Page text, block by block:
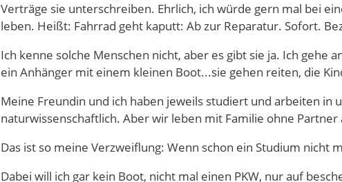
Verträge sie unterschreiben. Ehrlich, ich würde gern mal bei
leben. Heißt: Fahrrad geht kaputt: Ab zur Reparatur. Sofort.
Ich kenne solche Menschen nicht, aber es gibt sie ja. Ich gehe
ein Anhänger mit einem kleinen Boot...sie gehen reiten, die
Meine Freundin und ich haben jeweils studiert und arbeiten in
naturwissenschaftlich. Aber wir leben mit Familie ohne
Das ist so meine Verzweiflung: Wenn schon ein Studium nicht
Dabei will ich gar kein Boot, nicht mal einen PKW, nur auf